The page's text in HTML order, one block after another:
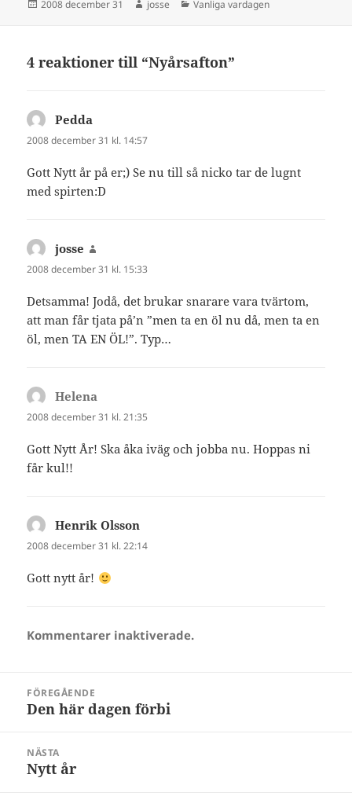
Postat
2008 december 31 Författare
josse Kategorier
Vanliga vardagen
4 reaktioner till “Nyårsafton”
Pedda
2008 december 31 kl. 14:57
Gott Nytt år på er;) Se nu till så nicko tar de lugnt
med spirten:D
josse
2008 december 31 kl. 15:33
Detsamma! Jodå, det brukar snarare vara tvärtom,
att man får tjata på’n ”men ta en öl nu då, men ta en
öl, men TA EN ÖL!”. Typ…
Helena
2008 december 31 kl. 21:35
Gott Nytt År! Ska åka iväg och jobba nu. Hoppas ni
får kul!!
Henrik Olsson
2008 december 31 kl. 22:14
Gott nytt år!
Kommentarer inaktiverade.
FÖREGÅENDE
Föregående
Den här dagen förbi
NÄSTA
Nästa
Nytt år